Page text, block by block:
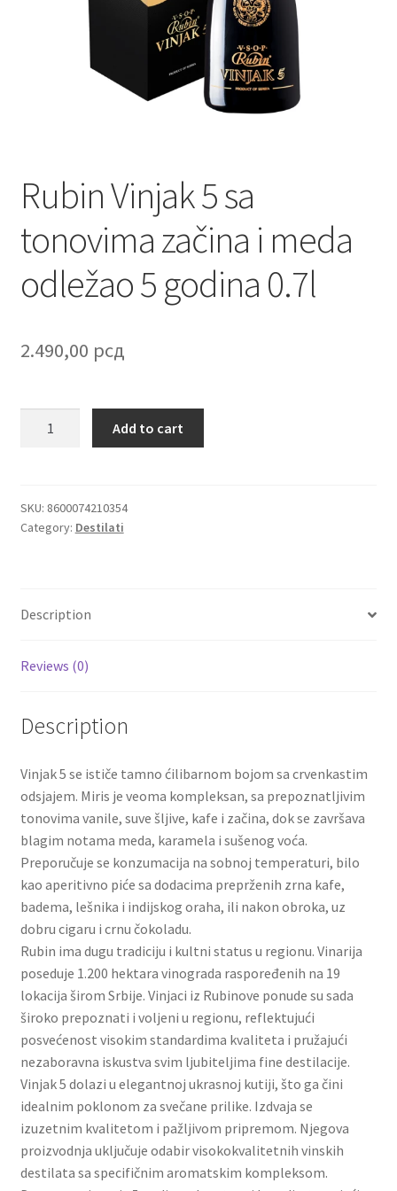
Corporate gifts
Cveće
Delivery
Destilati
FAQ
Igračke
Cvece
Destilati
Jack Daniel’s
Rakija
Poklon aranzmani izdvajamo
Slatki buketi
Pokloni
Pokloni za 8. mart
Pokloni za Dan zaljubljenih
Pokloni za devojku
Login
My account
Naši partneri
Rubin Vinjak 5 sa
tonovima začina i meda
odležao 5 godina 0.7l
2.490,00 рсд
tonovima
začina
5
0.7l
Add to cart
SKU: 8600074210354
Category: Destilati
Description
Reviews (0)
Description
Vinjak 5 se ističe tamno ćilibarnom bojom sa crvenkastim
odsjajem. Miris je veoma kompleksan, sa prepoznatljivim
tonovima vanile, suve šljive, kafe i začina, dok se završava
blagim notama meda, karamela i sušenog voća.
Preporučuje se konzumacija na sobnoj temperaturi, bilo
kao aperitivno piće sa dodacima preprženih zrna kafe,
badema, lešnika i indijskog oraha, ili nakon obroka, uz
dobru cigaru i crnu čokoladu.
Rubin ima dugu tradiciju i kultni status u regionu. Vinarija
poseduje 1.200 hektara vinograda raspoređenih na 19
lokacija širom Srbije. Vinjaci iz Rubinove ponude su sada
široko prepoznati i voljeni u regionu, reflektujući
posvećenost visokim standardima kvaliteta i pružajući
nezaboravna iskustva svim ljubiteljima fine destilacije.
Vinjak 5 dolazi u elegantnoj ukrasnoj kutiji, što ga čini
idealnim poklonom za svečane prilike. Izdvaja se
izuzetnim kvalitetom i pažljivom pripremom. Njegova
proizvodnja uključuje odabir visokokvalitetnih vinskih
destilata sa specifičnim aromatskim kompleksom.